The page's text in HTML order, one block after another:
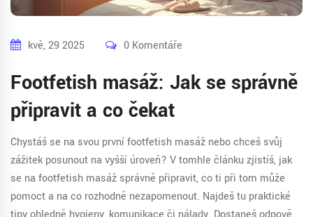
kvě, 29 2025 0 Komentáře
Footfetish masáž: Jak se správně
připravit a co čekat
Chystáš se na svou první footfetish masáž nebo chceš svůj
zážitek posunout na vyšší úroveň? V tomhle článku zjistíš, jak
se na footfetish masáž správně připravit, co ti při tom může
pomoct a na co rozhodně nezapomenout. Najdeš tu praktické